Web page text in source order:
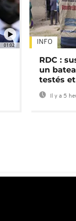
01:02 INFO
RDC :
un
testés
Il y a 5